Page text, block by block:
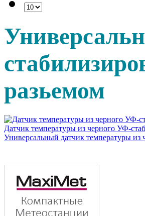
разьемом
Датчик температуры из черного УФ-
Универсальный датчик температуры из